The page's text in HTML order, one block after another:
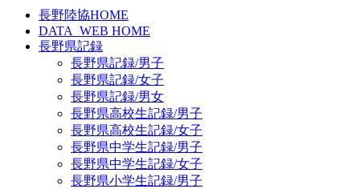
長野陸協HOME
DATA_WEB HOME
長野県記録
長野県記録/男子
長野県記録/女子
長野県記録/男女
長野県高校生記録/男子
長野県高校生記録/女子
長野県中学生記録/男子
長野県中学生記録/女子
長野県小学生記録/男子